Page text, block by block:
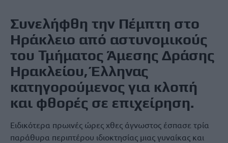
Συνελήφθη την Πέμπτη στο
Ηράκλειο από αστυνομικούς
του Τμήματος Άμεσης Δράσης
Ηρακλείου, Έλληνας
κατηγορούμενος για κλοπή
και φθορές σε επιχείρηση.
Ειδικότερα πρωινές ώρες χθες άγνωστος έσπασε τρία
παράθυρα περιπτέρου ιδιοκτησίας μιας γυναίκας και